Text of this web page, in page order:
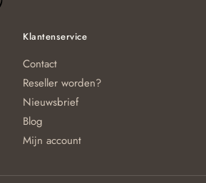
Klantenservice
Contact
Reseller worden?
Nieuwsbrief
Blog
Mijn account